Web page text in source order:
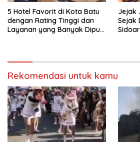
5 Hotel Favorit di Kota Batu
dengan Rating Tinggi dan
Layanan yang Banyak Dipuji
Jejak
Sejak
Rekomendasi untuk kamu